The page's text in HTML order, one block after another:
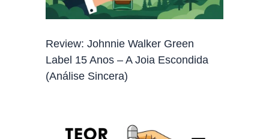
Review: Johnnie Walker Green
Label 15 Anos – A Joia Escondida
(Análise Sincera)